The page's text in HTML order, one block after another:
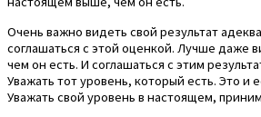
Очень важно видеть свой результат
соглашаться с этой оценкой. Лучше даже
чем он есть. И соглашаться с этим
Уважать тот уровень, который есть. Это и
Уважать свой уровень в настоящем,